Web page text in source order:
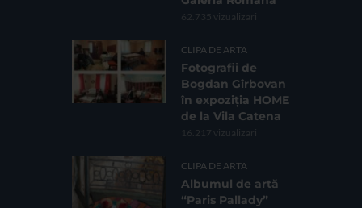
62.735 vizualizari
CLIPA DE ARTA
Fotografii de
Bogdan Gîrbovan
în expoziția HOME
de la Vila Catena
16.217 vizualizari
CLIPA DE ARTA
Albumul de artă
“Paris Pallady”